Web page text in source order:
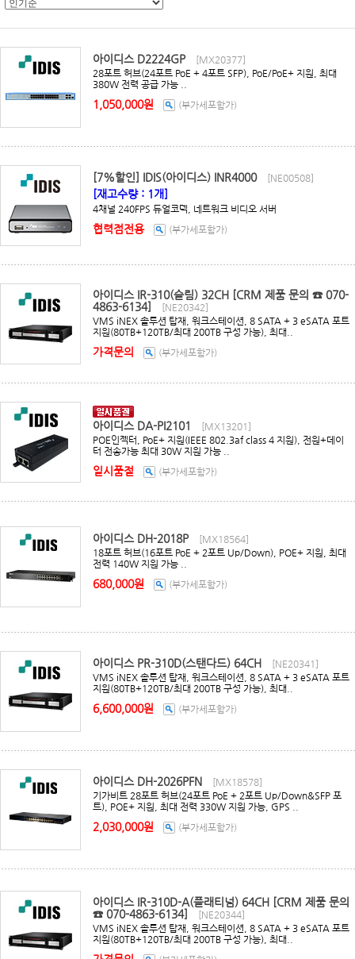
아이디스 D2224GP
[MX20377]
28포트 허브(24포트 PoE + 4포트 SFP), PoE/PoE+ 지원, 최대
380W 전력 공급 가능 ..
1,050,000원 (부가세포함가)
[7%할인] IDIS(아이디스) INR4000 [NE00508]
[재고수량 : 1개]
4채널 240FPS 듀얼코덱, 네트워크 비디오 서버
협력점전용 (부가세포함가)
아이디스 IR-310(슬림) 32CH [CRM 제품 문의 ☎ 070-
4863-6134]
[NE20342]
VMS iNEX 솔루션 탑재, 워크스테이션, 8 SATA + 3 eSATA 포트
지원(80TB+120TB/최대 200TB 구성 가능), 최대..
가격문의 (부가세포함가)
아이디스 DA-PI2101
[MX13201]
POE인젝터, PoE+ 지원(IEEE 802.3af class 4 지원), 전원+데이
터 전송가능 최대 30W 지원 가능 ..
일시품절 (부가세포함가)
아이디스 DH-2018P
[MX18564]
18포트 허브(16포트 PoE + 2포트 Up/Down), POE+ 지원, 최대
전력 140W 지원 가능 ..
680,000원 (부가세포함가)
아이디스 PR-310D(스탠다드) 64CH
[NE20341]
VMS iNEX 솔루션 탑재, 워크스테이션, 8 SATA + 3 eSATA 포트
지원(80TB+120TB/최대 200TB 구성 가능), 최대..
6,600,000원 (부가세포함가)
아이디스 DH-2026PFN
[MX18578]
기가비트 28포트 허브(24포트 PoE + 2포트 Up/Down&SFP 포
트), POE+ 지원, 최대 전력 330W 지원 가능, GPS ..
2,030,000원 (부가세포함가)
아이디스 IR-310D-A(플래티넘) 64CH [CRM 제품 문의
☎ 070-4863-6134]
[NE20344]
VMS iNEX 솔루션 탑재, 워크스테이션, 8 SATA + 3 eSATA 포트
지원(80TB+120TB/최대 200TB 구성 가능), 최대..